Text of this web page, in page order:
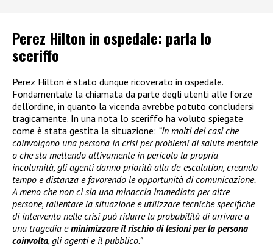
Perez Hilton in ospedale: parla lo
sceriffo
Perez Hilton è stato dunque ricoverato in ospedale.
Fondamentale la chiamata da parte degli utenti alle forze
dell’ordine, in quanto la vicenda avrebbe potuto concludersi
tragicamente. In una nota lo sceriffo ha voluto spiegate
come è stata gestita la situazione: “In molti dei casi che
coinvolgono una persona in crisi per problemi di salute mentale
o che sta mettendo attivamente in pericolo la propria
incolumità, gli agenti danno priorità alla de-escalation, creando
tempo e distanza e favorendo le opportunità di comunicazione.
A meno che non ci sia una minaccia immediata per altre
persone, rallentare la situazione e utilizzare tecniche specifiche
di intervento nelle crisi può ridurre la probabilità di arrivare a
una tragedia eminimizzare il rischio di lesioni per la persona
coinvolta, gli agenti e il pubblico.”